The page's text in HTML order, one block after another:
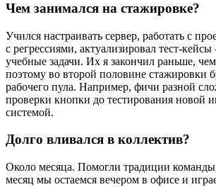
Чем занимался на стажировке?
Учился настраивать сервер, работать с
с регрессиями, актуализировал тест-
учебные задачи. Их я закончил раньше,
поэтому во второй половине стажировки
рабочего пула. Например, фичи разной
проверки кнопки до тестирования новой
системой.
Долго вливался в коллектив?
Около месяца. Помогли традиции
месяц мы остаемся вечером в офисе и